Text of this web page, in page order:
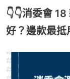
👇👇消委會
好？邊款最抵